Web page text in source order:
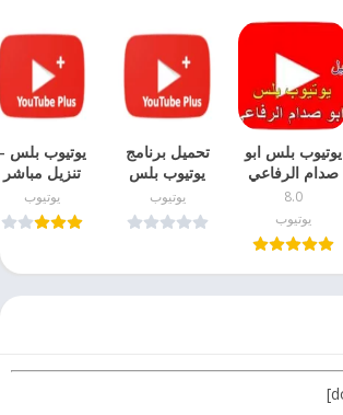
يوتيوب بلس ابو
صدام الرفاعي
احدث نسخة
8.0
يوتيوب
تحميل برنامج
يوتيوب بلس
للاندرويد
يوتيوب
يوتيوب بلس
تنزيل مباشر
للاندرويد
اصدار
يوتيوب